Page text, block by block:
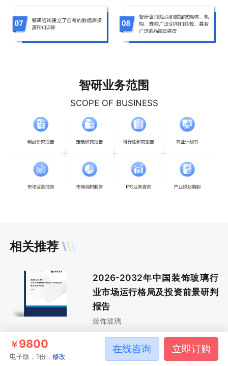
智研业务范围
SCOPE OF BUSINESS
相关推荐
2026-2032年中国装饰玻璃行
业市场运行格局及投资前景研判
报告
装饰玻璃
2025-2031年中国装饰玻璃行
￥9800
电子版，1份，修改
在线咨询 立即订购